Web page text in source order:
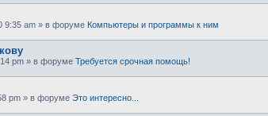
9:35 am » в форуме Компьютеры и программы к ним
pm » в форуме Требуется срочная помощь!
pm » в форуме Это интересно...